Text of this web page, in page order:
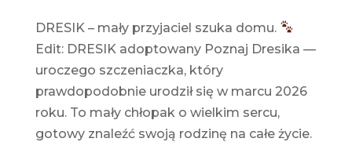
DRESIK – mały przyjaciel szuka domu.
Edit: DRESIK adoptowany Poznaj Dresika —
uroczego szczeniaczka, który
prawdopodobnie urodził się w marcu 2026
roku. To mały chłopak o wielkim sercu,
gotowy znaleźć swoją rodzinę na całe życie.